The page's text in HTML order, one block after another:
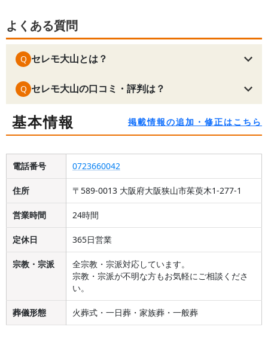
よくある質問
Q セレモ大山とは？
Q セレモ大山の口コミ・評判は？
基本情報 掲載情報の追加・修正はこちら
電話番号 0723660042
住所 〒589-0013 大阪府大阪狭山市茱萸木1-277-1
営業時間 24時間
定休日 365日営業
宗教・宗派
全宗教・宗派対応しています。
宗教・宗派が不明な方もお気軽にご相談くださ
い。
葬儀形態 火葬式・一日葬・家族葬・一般葬